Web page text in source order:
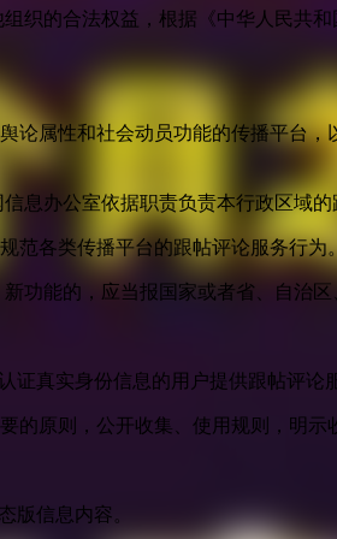
织的合法权益，根据《中华人民共
属性和社会动员功能的传播平台
息办公室依据职责负责本行政区域
范各类传播平台的跟帖评论服务行为
功能的，应当报国家或者省、自治
证真实身份信息的用户提供跟帖评论
的原则，公开收集、使用规则，明
版信息内容。